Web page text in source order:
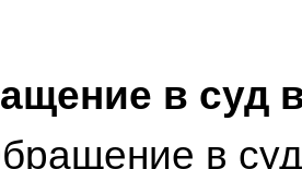
в суд
в суд в